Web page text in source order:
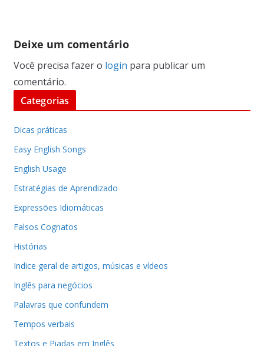
Deixe um comentário
Você precisa fazer o login para publicar um
comentário.
Categorias
Dicas práticas
Easy English Songs
English Usage
Estratégias de Aprendizado
Expressões Idiomáticas
Falsos Cognatos
Histórias
Indice geral de artigos, músicas e vídeos
Inglês para negócios
Palavras que confundem
Tempos verbais
Textos e Piadas em Inglês